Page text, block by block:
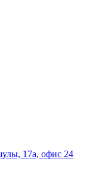
17а, офис 24